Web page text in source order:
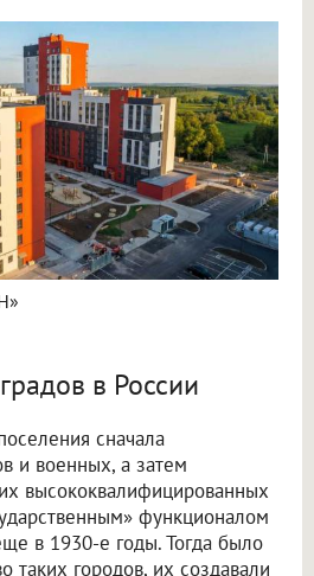
в России
сначала
и военных, а затем
высококвалифицированных
функционалом
в 1930-е годы. Тогда было
таких городов, их создавали